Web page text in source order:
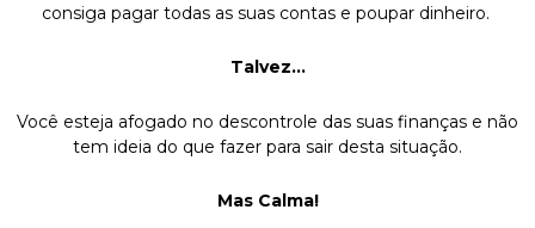
consiga pagar todas as suas contas e poupar dinheiro.
Talvez…
Você esteja afogado no descontrole das suas finanças e não
tem ideia do que fazer para sair desta situação.
Mas Calma!